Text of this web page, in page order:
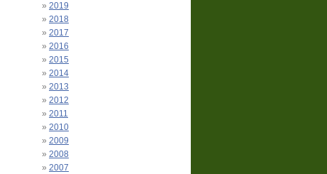
2019
2018
2017
2016
2015
2014
2013
2012
2011
2010
2009
2008
2007